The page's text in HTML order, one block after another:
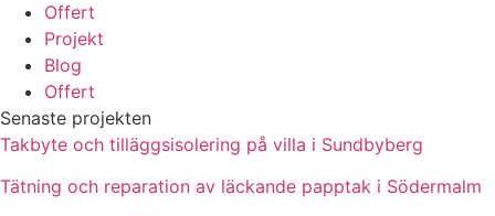
Offert
Projekt
Blog
Offert
Senaste projekten
Takbyte och tilläggsisolering på villa i Sundbyberg
Tätning och reparation av läckande papptak i Södermalm